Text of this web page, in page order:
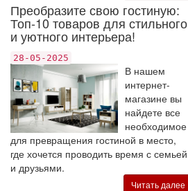
Преобразите свою гостиную:
Топ-10 товаров для стильного
и уютного интерьера!
28-05-2025
В нашем
интернет-
магазине вы
найдете все
необходимое
для превращения гостиной в место,
где хочется проводить время с семьей
и друзьями.
Читать далее